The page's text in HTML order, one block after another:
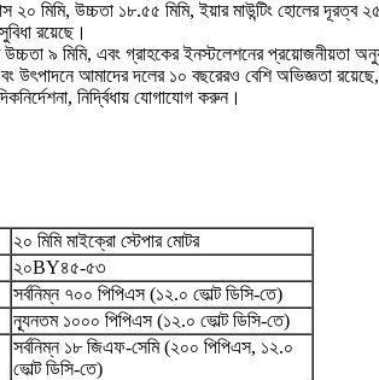
মিমি, উচ্চতা ১৮.৫৫ মিমি, ইয়ার মাউন্টিং হোলের
রয়েছে।
৯ মিমি, এবং গ্রাহকের ইনস্টলেশনের প্রয়োজনীয়তা
উৎপাদনে আমাদের দলের ১০ বছরেরও বেশি অভিজ্ঞতা
নির্দ্বিধায় যোগাযোগ করুন।
২০ মিমি মাইক্রো স্টেপার মোটর
২০BY৪৫-৫৩
সর্বনিম্ন ৭০০ পিপিএস (১২.০ ভোল্ট ডিসি-তে)
ন্যূনতম ১০০০ পিপিএস (১২.০ ভোল্ট ডিসি-তে)
সর্বনিম্ন ১৮ জিএফ-সেমি (২০০ পিপিএস, ১২.০
ভোল্ট ডিসি-তে)